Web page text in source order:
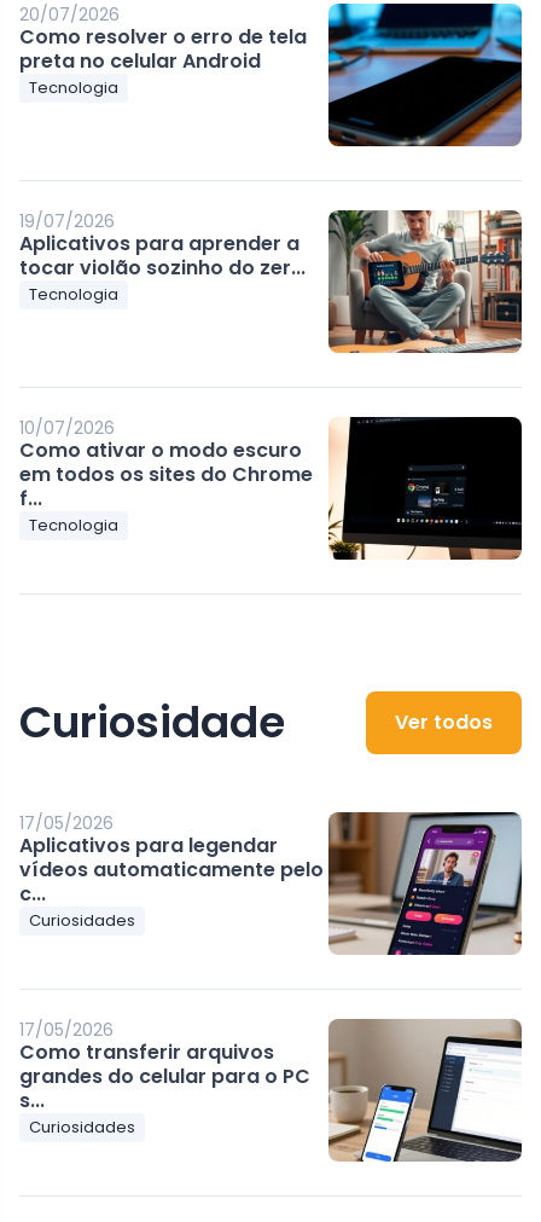
20/07/2026
Como resolver o erro de tela
preta no celular Android
Tecnologia
19/07/2026
Aplicativos para aprender a
tocar violão sozinho do zer...
Tecnologia
10/07/2026
Como ativar o modo escuro
em todos os sites do Chrome
f...
Tecnologia
Curiosidade Ver todos
17/05/2026
Aplicativos para legendar
vídeos automaticamente pelo
c...
Curiosidades
17/05/2026
Como transferir arquivos
grandes do celular para o PC
s...
Curiosidades